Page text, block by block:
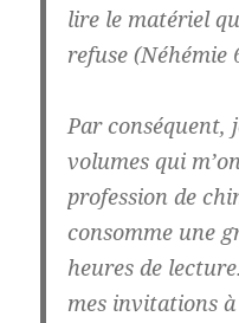
lire le matériel
refuse (Néhémie
Par conséquent,
volumes qui
profession de
consomme une
heures de
mes invitations